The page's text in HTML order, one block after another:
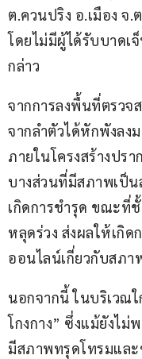
ต.ควนปริง อ.เมือง จ.
โดยไม่มีผู้ได้รับบาดเ
กล่าว
จากการลงพื้นที่ตรว
จากลำตัวได้หักพังลง
ภายในโครงสร้างปร
บางส่วนที่มีสภาพเป็
เกิดการชำรุด ขณะที่
หลุดร่วง ส่งผลให้เกิ
ออนไลน์เกี่ยวกับสภา
นอกจากนี้ ในบริเวณ
โกงกาง” ซึ่งแม้ยังไม่
มีสภาพทรุดโทรมและ